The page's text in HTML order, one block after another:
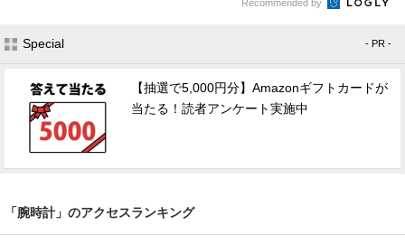
Recommended by
Special - PR -
【抽選で5,000円分】Amazonギフトカードが
当たる！読者アンケート実施中
「腕時計」のアクセスランキング